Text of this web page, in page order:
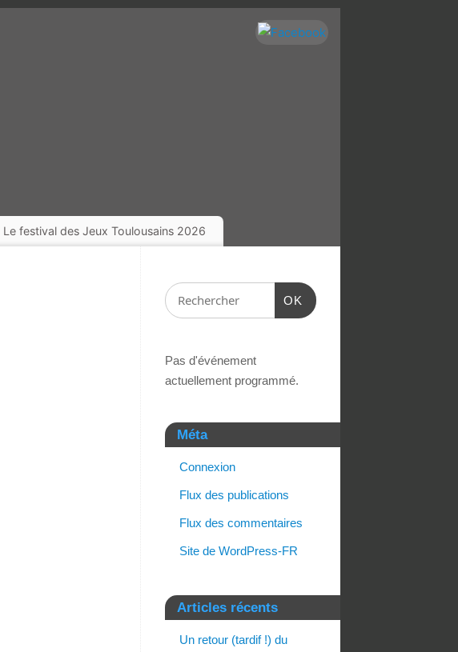
Le festival des Jeux Toulousains 2026
OK
Pas d'événement
actuellement programmé.
Méta
Connexion
Flux des publications
Flux des commentaires
Site de WordPress-FR
Articles récents
Un retour (tardif !) du